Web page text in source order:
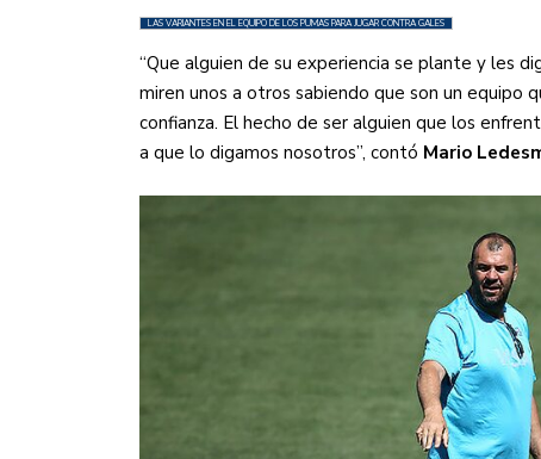
LAS VARIANTES EN EL EQUIPO DE LOS PUMAS PARA JUGAR CONTRA GALES
“Que alguien de su experiencia se plante y les
miren unos a otros sabiendo que son un equipo
confianza. El hecho de ser alguien que los
a que lo digamos nosotros”, contó Mario